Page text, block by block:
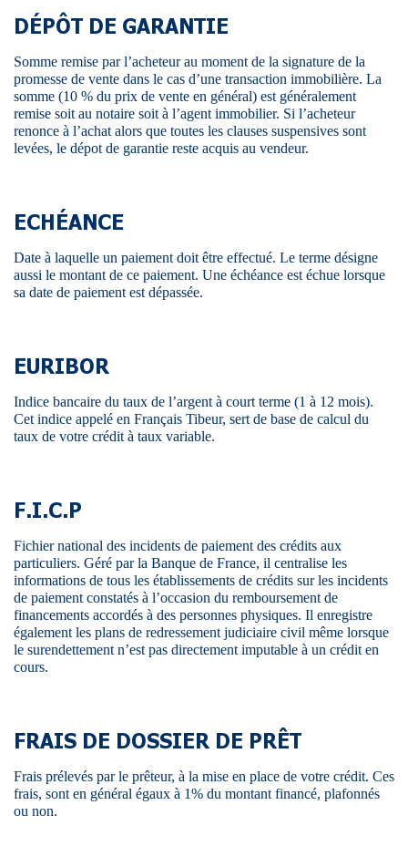
DÉPÔT DE GARANTIE
Somme remise par l’acheteur au moment de la signature de la
promesse de vente dans le cas d’une transaction immobilière. La
somme (10 % du prix de vente en général) est généralement
remise soit au notaire soit à l’agent immobilier. Si l’acheteur
renonce à l’achat alors que toutes les clauses suspensives sont
levées, le dépot de garantie reste acquis au vendeur.
ECHÉANCE
Date à laquelle un paiement doit être effectué. Le terme désigne
aussi le montant de ce paiement. Une échéance est échue lorsque
sa date de paiement est dépassée.
EURIBOR
Indice bancaire du taux de l’argent à court terme (1 à 12 mois).
Cet indice appelé en Français Tibeur, sert de base de calcul du
taux de votre crédit à taux variable.
F.I.C.P
Fichier national des incidents de paiement des crédits aux
particuliers. Géré par la Banque de France, il centralise les
informations de tous les établissements de crédits sur les incidents
de paiement constatés à l’occasion du remboursement de
financements accordés à des personnes physiques. Il enregistre
également les plans de redressement judiciaire civil même lorsque
le surendettement n’est pas directement imputable à un crédit en
cours.
FRAIS DE DOSSIER DE PRÊT
Frais prélevés par le prêteur, à la mise en place de votre crédit. Ces
frais, sont en général égaux à 1% du montant financé, plafonnés
ou non.